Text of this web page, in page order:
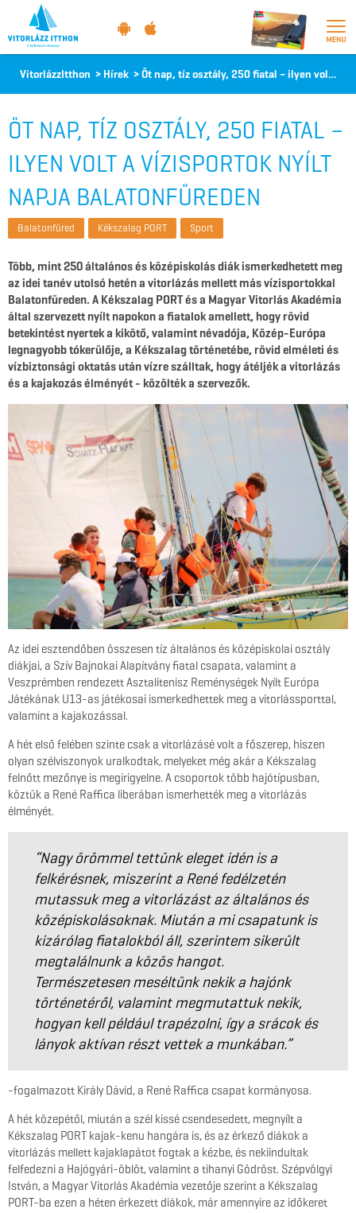
Vitorlázz
itthon
VitorlázzItthon > Hírek >Öt nap, tíz osztály, 250 fiatal – ilyen volt a vízisportok nyílt napja Balatonfüreden
ÖT NAP, TÍZ OSZTÁLY, 250 FIATAL –
ILYEN VOLT A VÍZISPORTOK NYÍLT
NAPJA BALATONFÜREDEN
Balatonfüred Kékszalag PORT Sport
Több, mint 250 általános és középiskolás diák ismerkedhetett meg
az idei tanév utolsó hetén a vitorlázás mellett más vízisportokkal
Balatonfüreden. A Kékszalag PORT és a Magyar Vitorlás Akadémia
által szervezett nyílt napokon a fiatalok amellett, hogy rövid
betekintést nyertek a kikötő, valamint névadója, Közép-Európa
legnagyobb tókerülője, a Kékszalag történetébe, rövid elméleti és
vízbiztonsági oktatás után vízre szálltak, hogy átéljék a vitorlázás
és a kajakozás élményét - közölték a szervezők.
Az idei esztendőben összesen tíz általános és középiskolai osztály
diákjai, a Szív Bajnokai Alapítvány fiatal csapata, valamint a
Veszprémben rendezett Asztalitenisz Reménységek Nyílt Európa
Játékának U13-as játékosai ismerkedhettek meg a vitorlássporttal,
valamint a kajakozással.
A hét első felében szinte csak a vitorlázásé volt a főszerep, hiszen
olyan szélviszonyok uralkodtak, melyeket még akár a Kékszalag
felnőtt mezőnye is megirigyelne. A csoportok több hajótípusban,
köztük a René Raffica liberában ismerhették meg a vitorlázás
élményét.
“Nagy örömmel tettünk eleget idén is a
felkérésnek, miszerint a René fedélzetén
mutassuk meg a vitorlázást az általános és
középiskolásoknak. Miután a mi csapatunk is
kizárólag fiatalokból áll, szerintem sikerült
megtalálnunk a közös hangot.
Természetesen meséltünk nekik a hajónk
történetéről, valamint megmutattuk nekik,
hogyan kell például trapézolni, így a srácok és
lányok aktívan részt vettek a munkában.”
-fogalmazott Király Dávid, a René Raffica csapat kormányosa.
A hét közepétől, miután a szél kissé csendesedett, megnyílt a
Kékszalag PORT kajak-kenu hangára is, és az érkező diákok a
vitorlázás mellett kajaklapátot fogtak a kézbe, és nekiindultak
felfedezni a Hajógyári-öblöt, valamint a tihanyi Gödröst. Szépvölgyi
István, a Magyar Vitorlás Akadémia vezetője szerint a Kékszalag
PORT-ba ezen a héten érkezett diákok, már amennyire az időkeret